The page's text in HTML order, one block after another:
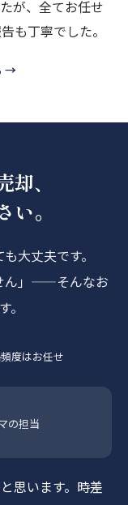
が、全てお任せ
も丁寧でした。
→
、
。
大丈夫です。
ん」——そんなお
度はお任せ
の担当
思います。時差